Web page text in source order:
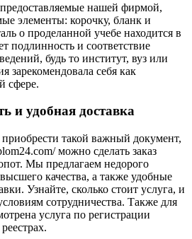
нашей фирмой,
элементы: корочку, бланк и
о проделанной учебе находится в
подлинность и соответствие
будь то институт, вуз или
зарекомендовала себя как
сфере.
и удобная доставка
приобрести такой важный документ,
можно сделать заказ
Мы предлагаем недорого
качества, а также удобные
Узнайте, сколько стоит услуга, и
сотрудничества. Также для
услуга по регистрации